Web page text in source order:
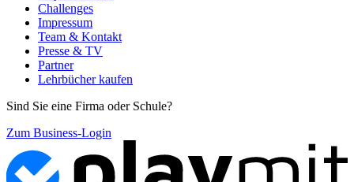
Challenges
Impressum
Team & Kontakt
Presse & TV
Partner
Lehrbücher kaufen
Sind Sie eine Firma oder Schule?
Zum Business-Login